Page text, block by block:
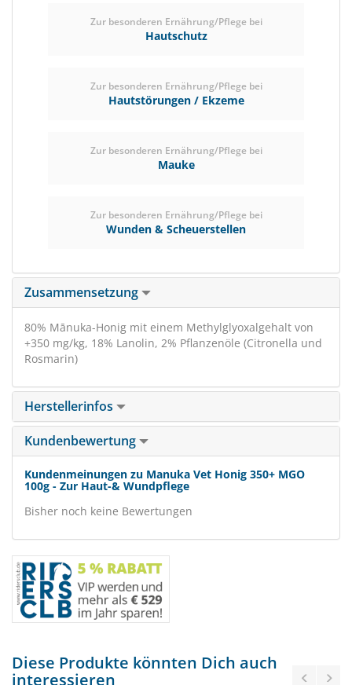
Zur besonderen Ernährung/Pflege bei
Hautschutz
Zur besonderen Ernährung/Pflege bei
Hautstörungen / Ekzeme
Zur besonderen Ernährung/Pflege bei
Mauke
Zur besonderen Ernährung/Pflege bei
Wunden & Scheuerstellen
Zusammensetzung
80% Mānuka-Honig mit einem Methylglyoxalgehalt von
+350 mg/kg, 18% Lanolin, 2% Pflanzenöle (Citronella und
Rosmarin)
Herstellerinfos
Kundenbewertung
Kundenmeinungen zu Manuka Vet Honig 350+ MGO
100g - Zur Haut-& Wundpflege
Bisher noch keine Bewertungen
Diese Produkte könnten Dich auch
interessieren